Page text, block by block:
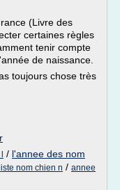
(Livre des
certaines règles
tenir compte
de naissance.
toujours chose très
/ l'annee des nom
liste nom chien n / annee